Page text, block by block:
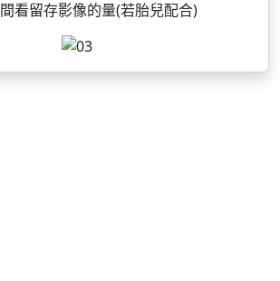
看留存影像的量(若胎兒配合)